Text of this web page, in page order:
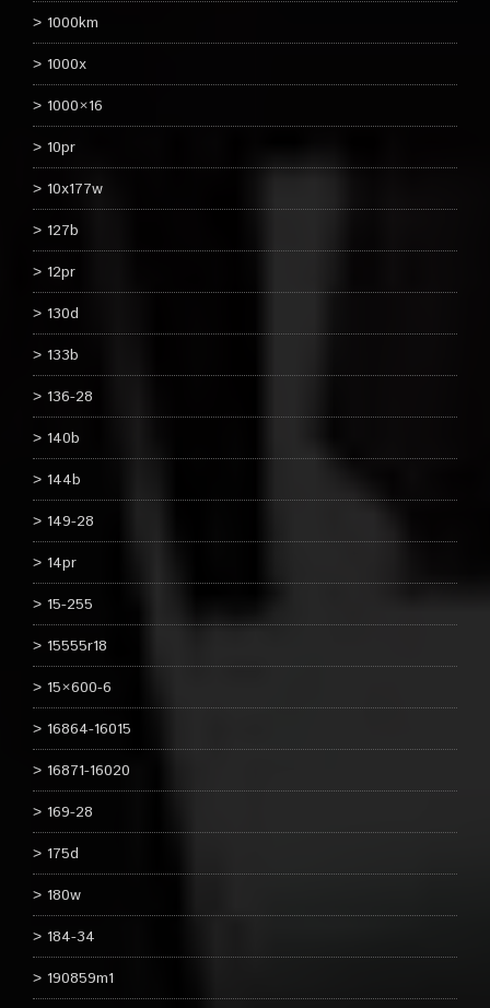
1000km
1000x
1000×16
10pr
10x177w
127b
12pr
130d
133b
136-28
140b
144b
149-28
14pr
15-255
15555r18
15×600-6
16864-16015
16871-16020
169-28
175d
180w
184-34
190859m1